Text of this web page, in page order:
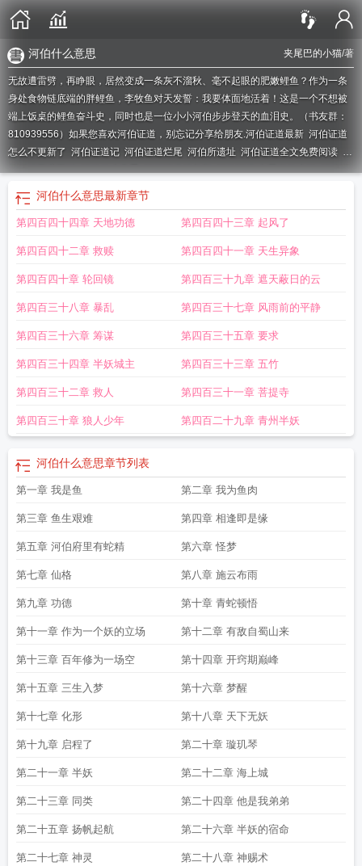
夹尾巴的小猫/著
河伯什么意思
无故遭雷劈，再睁眼，居然变成一条灰不溜秋、毫不起眼的肥嫩鲤鱼？作为一条
身处食物链底端的胖鲤鱼，李牧鱼对天发誓：我要体面地活着！这是一个不想被
端上饭桌的鲤鱼奋斗史，同时也是一位小小河伯步步登天的血泪史。（书友群：
810939556）如果您喜欢河伯证道，别忘记分享给朋友.河伯证道最新 河伯证道
怎么不更新了 河伯证道记 河伯证道烂尾 河伯所遗址 河伯证道全文免费阅读 河
伯证道百度百科河伯什么意思河伯证道笔趣阁河伯证道 夹尾巴的小猫河伯证
河伯证道有女主吗
TXT
集河伯证道笔趣趣河伯证道txt
河伯什么意思最新章节
第四百四十四章 天地功德 第四百四十三章 起风了
第四百四十二章 救赎 第四百四十一章 天生异象
第四百四十章 轮回镜 第四百三十九章 遮天蔽日的云
第四百三十八章 暴乱 第四百三十七章 风雨前的平静
第四百三十六章 筹谋 第四百三十五章 要求
第四百三十四章 半妖城主 第四百三十三章 五竹
第四百三十二章 救人 第四百三十一章 菩提寺
第四百三十章 狼人少年 第四百二十九章 青州半妖
河伯什么意思章节列表
第一章 我是鱼 第二章 我为鱼肉
第三章 鱼生艰难 第四章 相逢即是缘
第五章 河伯府里有蛇精 第六章 怪梦
第七章 仙格 第八章 施云布雨
第九章 功德 第十章 青蛇顿悟
第十一章 作为一个妖的立场 第十二章 有敌自蜀山来
第十三章 百年修为一场空 第十四章 开窍期巅峰
第十五章 三生入梦 第十六章 梦醒
第十七章 化形 第十八章 天下无妖
第十九章 启程了 第二十章 璇玑琴
第二十一章 半妖 第二十二章 海上城
第二十三章 同类 第二十四章 他是我弟弟
第二十五章 扬帆起航 第二十六章 半妖的宿命
第二十七章 神灵 第二十八章 神赐术